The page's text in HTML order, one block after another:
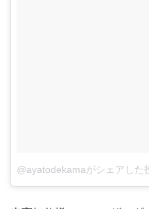
@ayatodekamaがシェアした